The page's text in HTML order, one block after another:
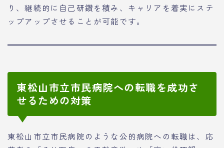
り、継続的に自己研鑽を積み、キャリアを着実にステ
ップアップさせることが可能です。
東松山市立市民病院への転職を成功さ
せるための対策
東松山市立市民病院のような公的病院への転職は、応